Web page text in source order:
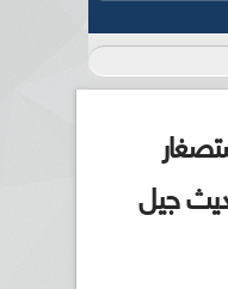
جيل